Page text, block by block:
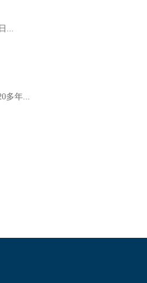
...
多年...